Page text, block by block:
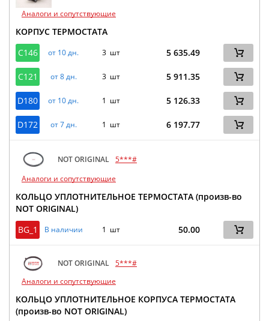
Аналоги и сопутствующие
КОРПУС ТЕРМОСТАТА
C146
от 10 дн. 3 шт 5 635.49
C121 от 8 дн. 3 шт 5 911.35
D180 от 10 дн. 1 шт 5 126.33
D172 от 7 дн. 1 шт 6 197.77
NOT ORIGINAL 5***#
Аналоги и сопутствующие
КОЛЬЦО УПЛОТНИТЕЛЬНОЕ ТЕРМОСТАТА (произв-во
NOT ORIGINAL)
BG_1
В наличии 1 шт 50.00
NOT ORIGINAL 5***#
Аналоги и сопутствующие
КОЛЬЦО УПЛОТНИТЕЛЬНОЕ КОРПУСА ТЕРМОСТАТА
(произв-во NOT ORIGINAL)